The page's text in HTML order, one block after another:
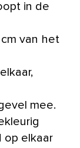
in de
cm van het
mee.
op elkaar